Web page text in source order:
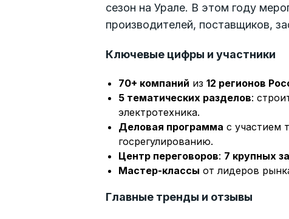
сезон на Урале. В этом году
производителей, поставщиков,
Ключевые цифры и участники
70+ компаний из 12 регионов
5 тематических разделов:
электротехника.
Деловая программа с участием
госрегулированию.
Центр переговоров: 7 крупных
Мастер-классы от лидеров
Главные тренды и отзывы